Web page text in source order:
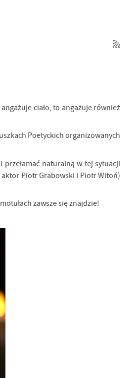
ciało, to angażuje również
Poetyckich organizowanych
naturalną w tej sytuacji
Piotr Grabowski i Piotr Witoń)
zawsze się znajdzie!